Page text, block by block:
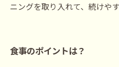
ニングを取り入れて、続けや
食事のポイントは？